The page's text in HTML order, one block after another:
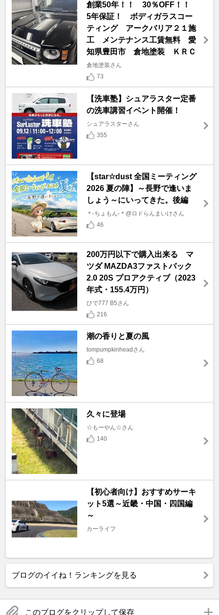
創業50年！！ 30％OFF！！
5年保証！ ボディガラスコー
ティング アークバリア２１施
工 メンテナンス工賃無料 愛
知県豊田市 倉地塗装 ＫＲＣ
倉地塗装さん
73
【洗車塾】シュアラスター定番
の洗車講習イベント開催！
シュアラスターさん
355
【star☆dust 全国ミーティング
2026 夏の陣】～長野で逢いま
しょう～にいってきた。後編
＊-ちょもん-＊@ロドらんまいけさん
46
200万円以下で購入出来る マ
ツダ MAZDA3ファストバック
2.0 20S プロアクティブ（2023
年式・155.4万円）
ひで777 B5さん
216
潮の香りと夏の風
tompumpkinheadさん
68
久々に登場
☆もーやん☆さん
140
【初心者向け】おすすめサーキ
ット5選～近畿・中国・四国編
～
カーライフ
ブログのイイね！ランキングを見る
このブログをクリップして保存